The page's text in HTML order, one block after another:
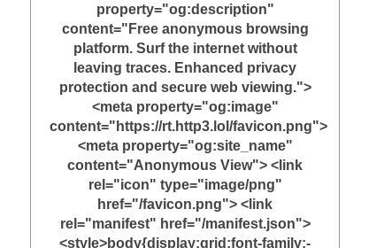
property="og:description"
content="Free anonymous browsing
platform. Surf the internet without
leaving traces. Enhanced privacy
protection and secure web viewing.">
<meta property="og:image"
content="https://rt.http3.lol/favicon.png">
<meta property="og:site_name"
content="Anonymous View"> <link
rel="icon" type="image/png"
href="/favicon.png"> <link
rel="manifest" href="/manifest.json">
<style>body{display:grid;font-family:-